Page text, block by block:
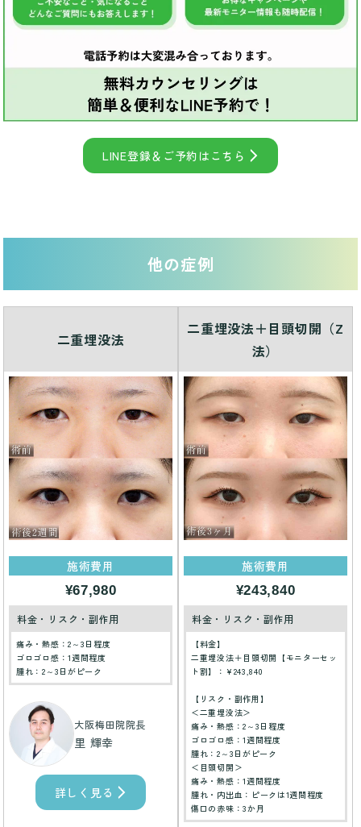
LINE登録＆ご予約はこちら
他の症例
二重埋没法
施術費用
¥67,980
料金・リスク・副作用
痛み・熱感：2～3日程度
ゴロゴロ感：1週間程度
腫れ：2～3日がピーク
大阪梅田院院長
里 輝幸
詳しく見る
二重埋没法＋目頭切開（Z
法）
施術費用
¥243,840
料金・リスク・副作用
【料金】
二重埋没法＋目頭切開【モニターセッ
ト割】：¥243,840
【リスク・副作用】
＜二重埋没法＞
痛み・熱感：2～3日程度
ゴロゴロ感：1週間程度
腫れ：2～3日がピーク
＜目頭切開＞
痛み・熱感：1週間程度
腫れ・内出血：ピークは1週間程度
傷口の赤味：3か月